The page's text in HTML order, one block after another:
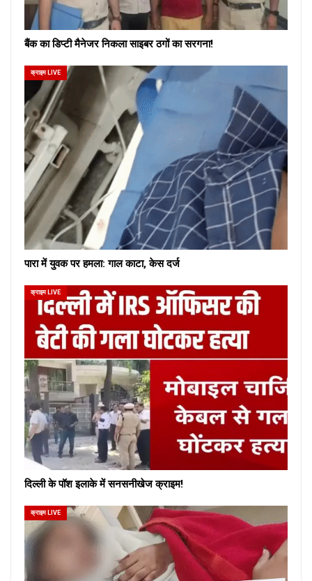
बैंक का डिप्टी मैनेजर निकला साइबर ठगों का सरगना!
क्राइम LIVE
पारा में युवक पर हमला: गाल काटा, केस दर्ज
क्राइम LIVE
दिल्ली के पॉश इलाके में सनसनीखेज क्राइम!
क्राइम LIVE